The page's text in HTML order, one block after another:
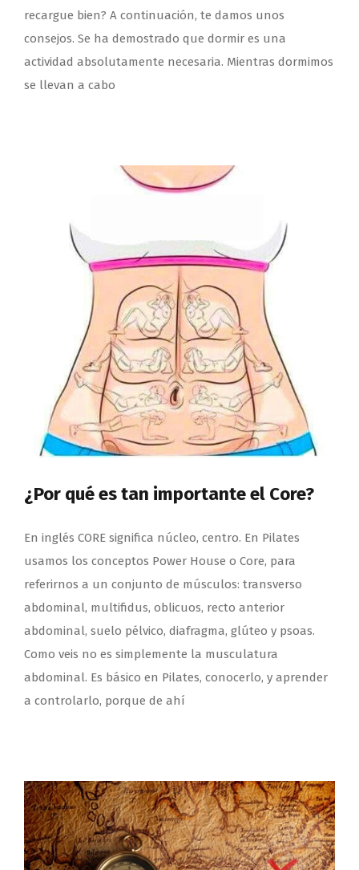
recargue bien? A continuación, te damos unos
consejos. Se ha demostrado que dormir es una
actividad absolutamente necesaria. Mientras dormimos
se llevan a cabo
¿Por qué es tan importante el Core?
En inglés CORE significa núcleo, centro. En Pilates
usamos los conceptos Power House o Core, para
referirnos a un conjunto de músculos: transverso
abdominal, multifidus, oblicuos, recto anterior
abdominal, suelo pélvico, diafragma, glúteo y psoas.
Como veis no es simplemente la musculatura
abdominal. Es básico en Pilates, conocerlo, y aprender
a controlarlo, porque de ahí